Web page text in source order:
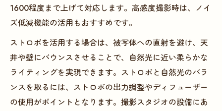
1600程度まで上げて対応します。高感度撮影時は、ノイ
ズ低減機能の活用もおすすめです。
ストロボを活用する場合は、被写体への直射を避け、天
井や壁にバウンスさせることで、自然光に近い柔らかな
ライティングを実現できます。ストロボと自然光のバラ
ンスを取るには、ストロボの出力調整やディフューザー
の使用がポイントとなります。撮影スタジオの設備にあ